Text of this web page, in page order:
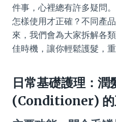
件事，心裡總有許多疑問
怎樣使用才正確？不同產
來，我們會為大家拆解各
佳時機，讓你輕鬆護髮，重
日常基礎護理：潤
(Conditioner) 的